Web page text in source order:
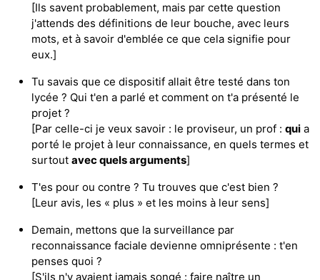
[Ils savent probablement, mais par cette question
j'attends des définitions de leur bouche, avec leurs
mots, et à savoir d'emblée ce que cela signifie pour
eux.]
Tu savais que ce dispositif allait être testé dans ton
lycée ? Qui t'en a parlé et comment on t'a présenté le
projet ?
[Par celle-ci je veux savoir : le proviseur, un prof : qui a
porté le projet à leur connaissance, en quels termes et
surtout avec quels arguments]
T'es pour ou contre ? Tu trouves que c'est bien ?
[Leur avis, les « plus » et les moins à leur sens]
Demain, mettons que la surveillance par
reconnaissance faciale devienne omniprésente : t'en
penses quoi ?
[S'ils n'y avaient jamais songé : faire naître un